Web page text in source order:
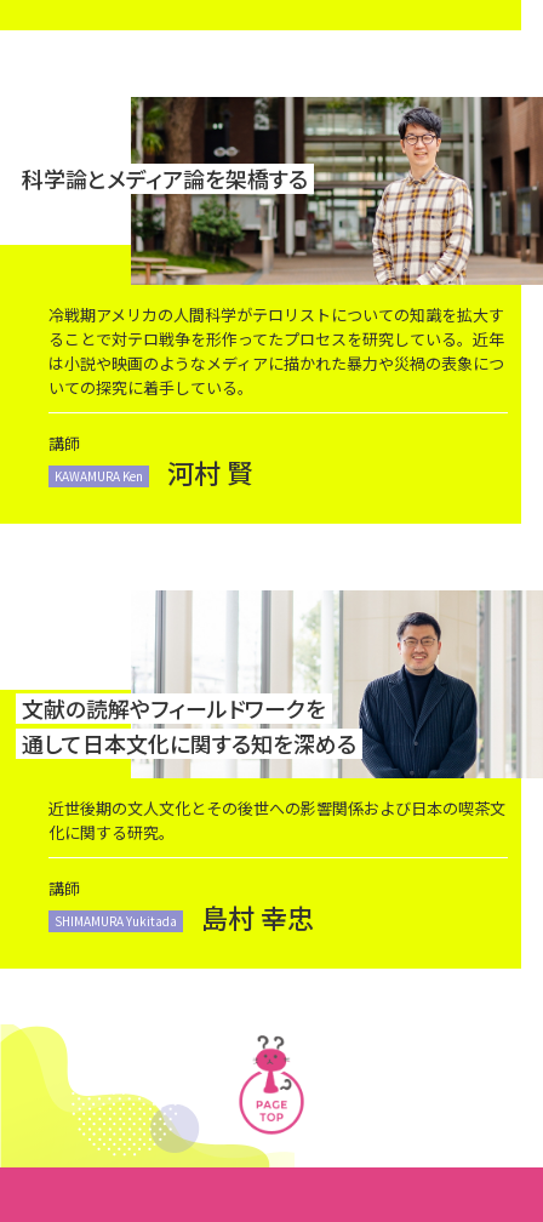
科学論とメディア論を架橋する
冷戦期アメリカの人間科学がテロリストについての知識を拡大す
ることで対テロ戦争を形作ってたプロセスを研究している。近年
は小説や映画のようなメディアに描かれた暴力や災禍の表象につ
いての探究に着手している。
講師
KAWAMURA Ken 河村 賢
文献の読解やフィールドワークを
通して日本文化に関する知を深める
近世後期の文人文化とその後世への影響関係および日本の喫茶文
化に関する研究。
講師
SHIMAMURA Yukitada 島村 幸忠